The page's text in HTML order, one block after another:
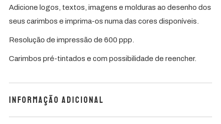
Adicione logos, textos, imagens e molduras ao desenho dos
seus carimbos e imprima-os numa das cores disponíveis.
Resolução de impressão de 600 ppp.
Carimbos pré-tintados e com possibilidade de reencher.
Informação adicional